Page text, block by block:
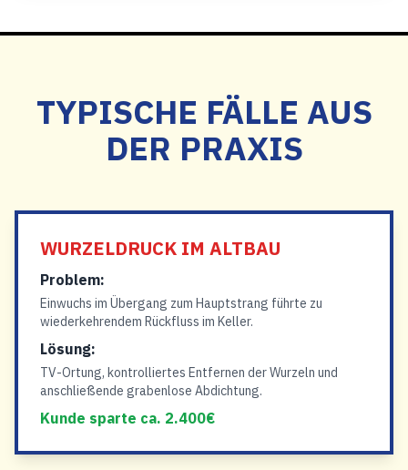
TYPISCHE FÄLLE AUS
DER PRAXIS
WURZELDRUCK IM ALTBAU
Problem:
Einwuchs im Übergang zum Hauptstrang führte zu
wiederkehrendem Rückfluss im Keller.
Lösung:
TV-Ortung, kontrolliertes Entfernen der Wurzeln und
anschließende grabenlose Abdichtung.
Kunde sparte ca. 2.400€